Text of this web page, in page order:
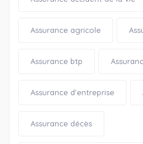
Assurance agricole
Assurance btp
Assurance d'entreprise
Assurance décès